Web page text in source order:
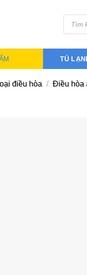
Tìm
kiếm
sản
TỦ
điều hòa / Điều hòa